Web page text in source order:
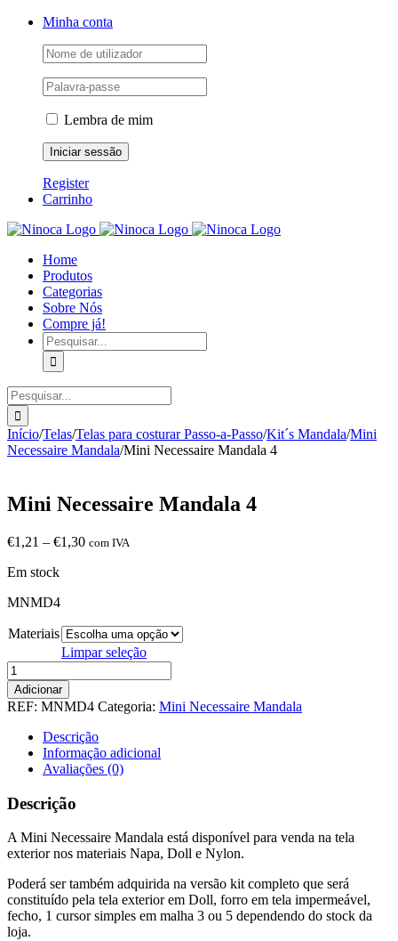
Skip
Facebook
Instagram
YouTubeMinha conta
Lembra de mim
Register
Carrinho
Home
Produtos
Categorias
Sobre Nós
Compre já!
Pesquisar
Pesquisar
Início/Telas/Telas para costurar Passo-a-Passo/Kit´s Mandala/Mini
Necessaire Mandala/Mini Necessaire Mandala 4
Mini Necessaire Mandala 4
€1,21 – €1,30Price
com IVA
Em stock
MNMD4
Materiais
Limpar seleção
Quantidade
de
Mini
Necessaire
Mandala
Adicionar
REF: MNMD4 Categoria: Mini Necessaire Mandala
Descrição
Informação adicional
Avaliações (0)
Descrição
A Mini Necessaire Mandala está disponível para venda na tela
exterior nos materiais Napa, Doll e Nylon.
Poderá ser também adquirida na versão kit completo que será
constituído pela tela exterior em Doll, forro em tela impermeável,
fecho, 1 cursor simples em malha 3 ou 5 dependendo do stock da
loja.